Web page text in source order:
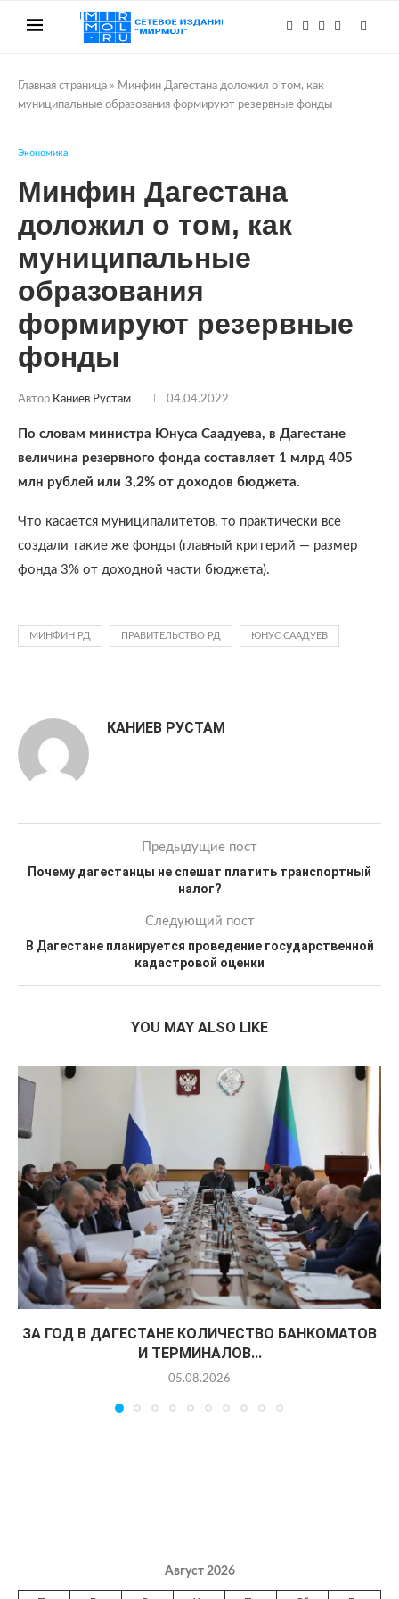
Главная страница » Минфин Дагестана доложил о том, как
муниципальные образования формируют резервные фонды
Экономика
Минфин Дагестана
доложил о том, как
муниципальные
образования
формируют резервные
фонды
Автор Каниев Рустам 04.04.2022
По словам министра Юнуса Саадуева, в Дагестане
величина резервного фонда составляет 1 млрд 405
млн рублей или 3,2% от доходов бюджета.
Что касается муниципалитетов, то практически все
создали такие же фонды (главный критерий — размер
фонда 3% от доходной части бюджета).
МИНФИН РД ПРАВИТЕЛЬСТВО РД ЮНУС СААДУЕВ
КАНИЕВ РУСТАМ
Предыдущие пост
Почему дагестанцы не спешат платить транспортный
налог?
Следующий пост
В Дагестане планируется проведение государственной
кадастровой оценки
YOU MAY ALSO LIKE
ЗА ГОД В ДАГЕСТАНЕ КОЛИЧЕСТВО БАНКОМАТОВ
И ТЕРМИНАЛОВ...
05.08.2026
Август 2026